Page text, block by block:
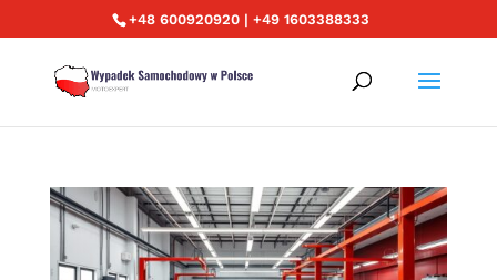
+48 600920920 | +49 1603388333